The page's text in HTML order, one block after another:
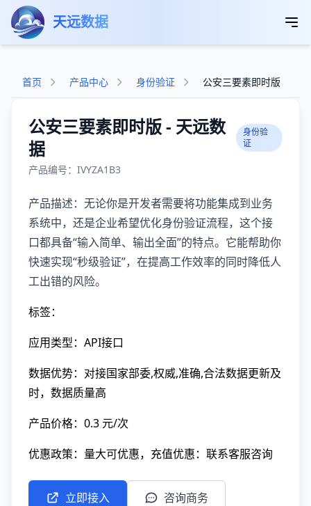
跳转到主要内容
天远数据
首页 产品中心 身份验证 公安三要素即时版
公安三要素即时版 - 天远数
据
身份验
证
产品编号：IVYZA1B3
产品描述：无论你是开发者需要将功能集成到业务
系统中，还是企业希望优化身份验证流程，这个接
口都具备“输入简单、输出全面”的特点。它能帮助你
快速实现“秒级验证”，在提高工作效率的同时降低人
工出错的风险。
标签：
应用类型：API接口
数据优势：对接国家部委,权威,准确,合法数据更新及
时，数据质量高
产品价格：0.3 元/次
优惠政策：量大可优惠，充值优惠：联系客服咨询
立即接入 咨询商务